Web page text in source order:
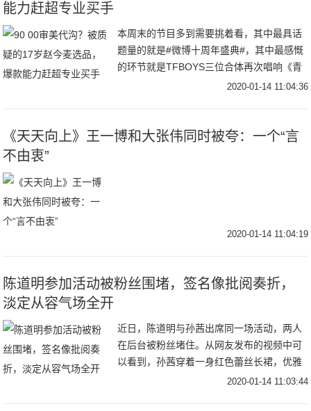
能力赶超专业买手
本周末的节目多到需要挑着看，其中最具话
题量的就是#微博十周年盛典#，其中最感慨
的环节就是TFBOYS三位合体再次唱响《青
春修炼手册》的时候，他们都已经是出道6年
2020-01-14 11:04:36
《天天向上》王一博和大张伟同时被夸：一个“言
不由衷”
2020-01-14 11:04:19
陈道明参加活动被粉丝围堵，签名像批阅奏折，
淡定从容气场全开
近日，陈道明与孙茜出席同一场活动，两人
在后台被粉丝堵住。从网友发布的视频中可
以看到，孙茜穿着一身红色蕾丝长裙，优雅
又带着几分妩媚。本来美女明星更受欢迎，
2020-01-14 11:03:44